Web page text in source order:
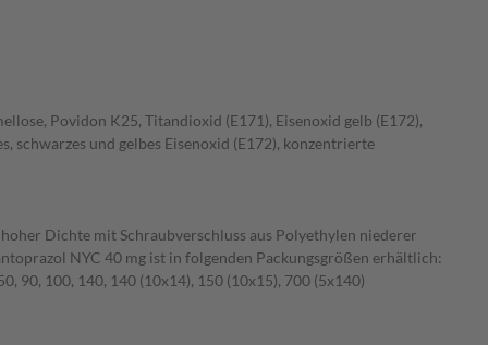
Povidon K25, Titandioxid (E171), Eisenoxid gelb (E172),
und gelbes Eisenoxid (E172), konzentrierte
Dichte mit Schraubverschluss aus Polyethylen niederer
NYC 40 mg ist in folgenden Packungsgrößen erhältlich:
90, 100, 140, 140 (10x14), 150 (10x15), 700 (5x140)